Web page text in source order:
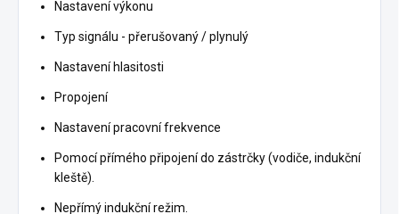
Nastavení výkonu
Typ signálu - přerušovaný / plynulý
Nastavení hlasitosti
Propojení
Nastavení pracovní frekvence
Pomocí přímého připojení do zástrčky (vodiče, indukční
kleště).
Nepřímý indukční režim.